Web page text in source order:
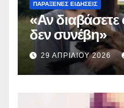
ΠΑΡΆΞΕΝΕΣ ΕΙΔΉΣΕΙΣ
«Αν διαβάσετε
δεν συνέβη»
29 ΑΠΡΙΛΊΟΥ 2026